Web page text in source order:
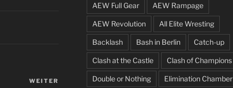
Nächster
WEITER
AEW Full Gear AEW Rampage
AEW Revolution All Elite Wresting
Backlash Bash in Berlin Catch-up
Clash at the Castle Clash of Champions
Double or Nothing Elimination Chamber